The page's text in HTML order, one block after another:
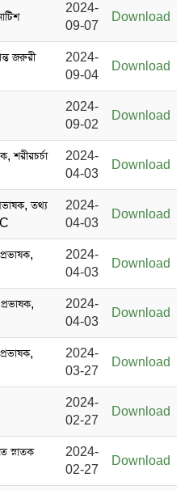
2024-
09-07
Download
জরুরী
2024-
09-04
Download
2024-
09-02
Download
শরীরচর্চা
2024-
04-03
Download
তথ্য
2024-
04-03
Download
2024-
04-03
Download
2024-
04-03
Download
2024-
03-27
Download
2024-
02-27
Download
স্নাতক
2024-
02-27
Download